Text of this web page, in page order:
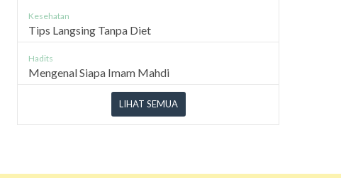
Kesehatan
Tips Langsing Tanpa Diet
Hadits
Mengenal Siapa Imam Mahdi
LIHAT SEMUA